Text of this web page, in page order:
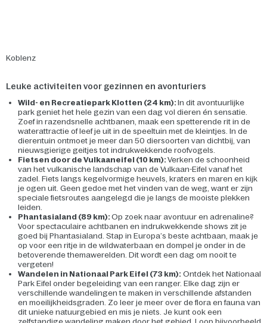
Koblenz
Leuke activiteiten voor gezinnen en avonturiers
Wild- en Recreatiepark Klotten (24 km):In dit avontuurlijke
park geniet het hele gezin van een dag vol dieren én sensatie.
Zoef in razendsnelle achtbanen, maak een spetterende rit in de
waterattractie of leef je uit in de speeltuin met de kleintjes. In de
dierentuin ontmoet je meer dan 50 diersoorten van dichtbij, van
nieuwsgierige geitjes tot indrukwekkende roofvogels.
Fietsen door de Vulkaaneifel (10 km):Verken de schoonheid
van het vulkanische landschap van de Vulkaan-Eifel vanaf het
zadel. Fiets langs kegelvormige heuvels, kraters en maren en kijk
je ogen uit. Geen gedoe met het vinden van de weg, want er zijn
speciale fietsroutes aangelegd die je langs de mooiste plekken
leiden.
Phantasialand (89 km):Op zoek naar avontuur en adrenaline?
Voor spectaculaire achtbanen en indrukwekkende shows zit je
goed bij Phantasialand. Stap in Europa’s beste achtbaan, maak je
op voor een ritje in de wildwaterbaan en dompel je onder in de
betoverende themawerelden. Dit wordt een dag om nooit te
vergeten!
Wandelen in Nationaal Park Eifel (73 km): Ontdek het Nationaal
Park Eifel onder begeleiding van een ranger. Elke dag zijn er
verschillende wandelingen te maken in verschillende afstanden
en moeilijkheidsgraden. Zo leer je meer over de flora en fauna van
dit unieke natuurgebied en mis je niets. Je kunt ook een